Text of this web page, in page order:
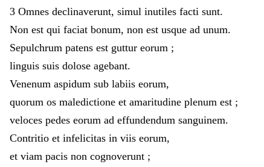
3 Omnes declinaverunt, simul inutiles facti sunt.
Non est qui faciat bonum, non est usque ad unum.
Sepulchrum patens est guttur eorum ;
linguis suis dolose agebant.
Venenum aspidum sub labiis eorum,
quorum os maledictione et amaritudine plenum est ;
veloces pedes eorum ad effundendum sanguinem.
Contritio et infelicitas in viis eorum,
et viam pacis non cognoverunt ;